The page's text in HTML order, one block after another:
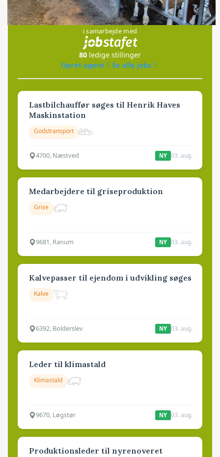
Jobs
i samarbejde med
80 ledige stillinger
Opret agent
Se alle jobs
Lastbilchauffør søges til Henrik Haves
Maskinstation
Godstransport
4700, Næstved NY 03. aug.
Medarbejdere til griseproduktion
Grise
9681, Ranum NY 03. aug.
Kalvepasser til ejendom i udvikling søges
Kalve
6392, Bolderslev NY 03. aug.
Leder til klimastald
Klimastald
9670, Løgstør NY 03. aug.
Produktionsleder til nyrenoveret